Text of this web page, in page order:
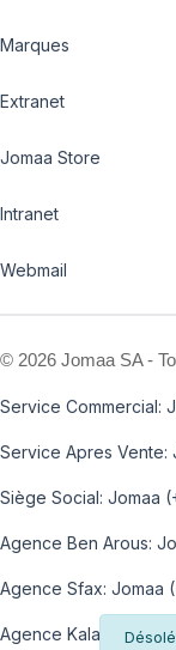
info
Marques
Extranet
Jomaa Store
Intranet
Webmail
© 2026 Jomaa SA -
Service Commercial:
Service Apres Vente:
Siège Social: Jomaa
Agence Ben Arous:
Agence Sfax: Jomaa
Agence Kalaa: Jomaa